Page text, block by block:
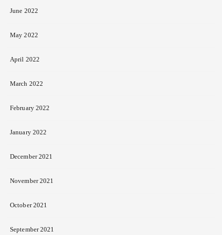
June 2022
May 2022
April 2022
March 2022
February 2022
January 2022
December 2021
November 2021
October 2021
September 2021